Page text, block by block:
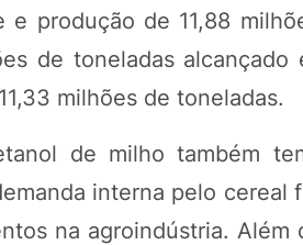
produção de 11,88
de toneladas
milhões de toneladas.
de milho também
interna pelo
na agroindústria.